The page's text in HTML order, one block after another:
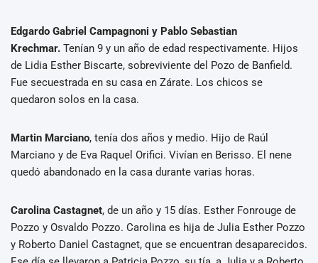
Edgardo Gabriel Campagnoni y Pablo Sebastian
Krechmar. Tenían 9 y un año de edad respectivamente. Hijos
de Lidia Esther Biscarte, sobreviviente del Pozo de Banfield.
Fue secuestrada en su casa en Zárate. Los chicos se
quedaron solos en la casa.
Martin Marciano, tenía dos años y medio. Hijo de Raúl
Marciano y de Eva Raquel Orifici. Vivían en Berisso. El nene
quedó abandonado en la casa durante varias horas.
Carolina Castagnet, de un año y 15 días. Esther Fonrouge de
Pozzo y Osvaldo Pozzo. Carolina es hija de Julia Esther Pozzo
y Roberto Daniel Castagnet, que se encuentran desaparecidos.